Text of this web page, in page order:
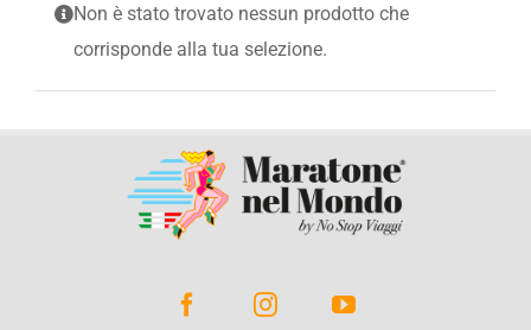
MARATONE NEL MONDO
CALENDARIO MARATONE IN ITALIA
RICHIEDI PREVENTIVO
Non è stato trovato nessun prodotto che
corrisponde alla tua selezione.